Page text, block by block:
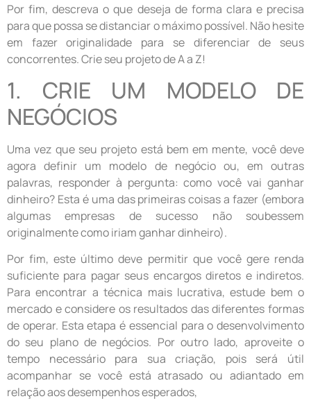
Por fim, descreva o que deseja de forma clara e precisa
para que possa se distanciar o máximo possível. Não hesite
em fazer originalidade para se diferenciar de seus
concorrentes. Crie seu projeto de A a Z!
1. CRIE UM MODELO DE
NEGÓCIOS
Uma vez que seu projeto está bem em mente, você deve
agora definir um modelo de negócio ou, em outras
palavras, responder à pergunta: como você vai ganhar
dinheiro? Esta é uma das primeiras coisas a fazer (embora
algumas empresas de sucesso não soubessem
originalmente como iriam ganhar dinheiro).
Por fim, este último deve permitir que você gere renda
suficiente para pagar seus encargos diretos e indiretos.
Para encontrar a técnica mais lucrativa, estude bem o
mercado e considere os resultados das diferentes formas
de operar. Esta etapa é essencial para o desenvolvimento
do seu plano de negócios. Por outro lado, aproveite o
tempo necessário para sua criação, pois será útil
acompanhar se você está atrasado ou adiantado em
relação aos desempenhos esperados,